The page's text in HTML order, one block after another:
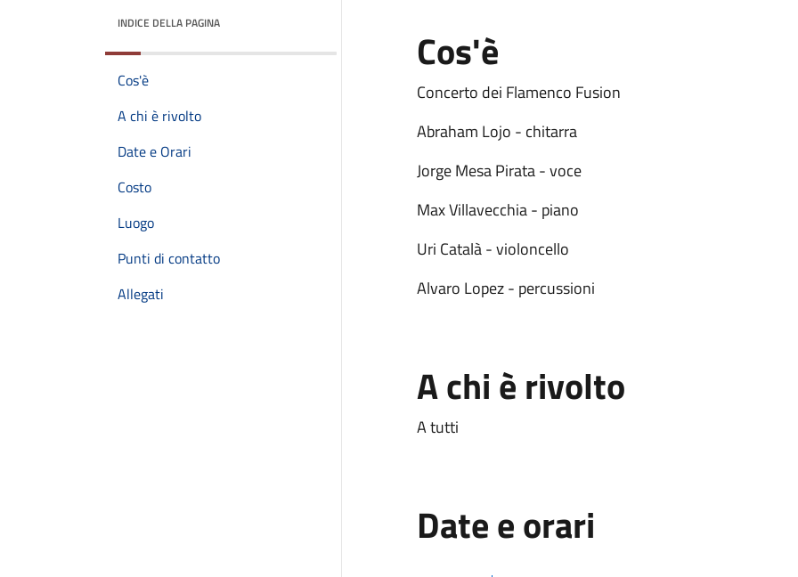
INDICE DELLA PAGINA
Cos'è
A chi è rivolto
Date e Orari
Costo
Luogo
Punti di contatto
Allegati
Cos'è
Concerto dei Flamenco Fusion
Abraham Lojo - chitarra
Jorge Mesa Pirata - voce
Max Villavecchia - piano
Uri Català - violoncello
Alvaro Lopez - percussioni
A chi è rivolto
A tutti
Date e orari